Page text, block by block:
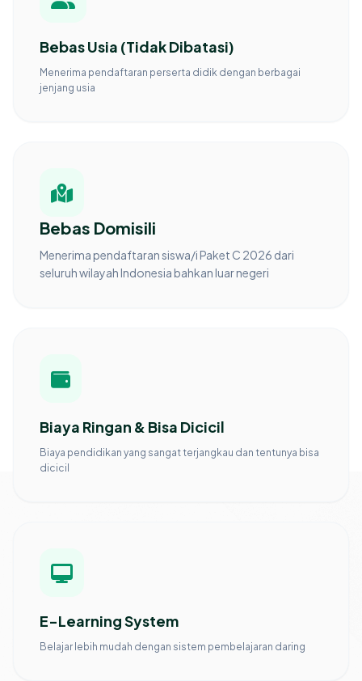
Bebas Usia (Tidak Dibatasi)
Menerima pendaftaran perserta didik dengan berbagai
jenjang usia
Bebas Domisili
Menerima pendaftaran siswa/i Paket C 2026 dari
seluruh wilayah Indonesia bahkan luar negeri
Biaya Ringan & Bisa Dicicil
Biaya pendidikan yang sangat terjangkau dan tentunya bisa
dicicil
E-Learning System
Belajar lebih mudah dengan sistem pembelajaran daring